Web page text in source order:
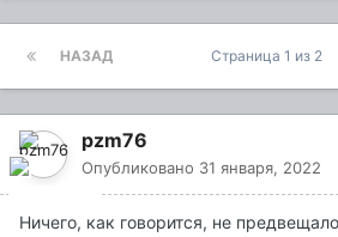
НАЗАД Страница 1 из 2
pzm76
Опубликовано 31 января, 2022
Ничего, как говорится, не